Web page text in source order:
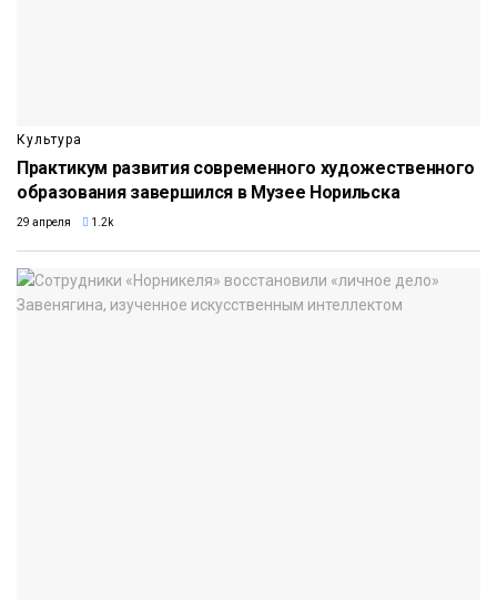
Культура
Практикум развития современного художественного
образования завершился в Музее Норильска
29 апреля 1.2k